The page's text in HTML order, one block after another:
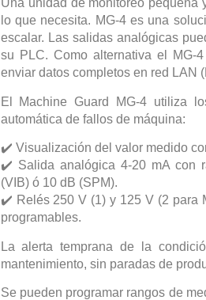
Una unidad de monitoreo pequeña
lo que necesita. MG-4 es una
escalar. Las salidas analógicas
su PLC. Como alternativa el MG-
enviar datos completos en red LAN
El Machine Guard MG-4 utiliza
automática de fallos de máquina:
✔️ Visualización del valor medido
✔️ Salida analógica 4-20 mA con
(VIB) ó 10 dB (SPM).
✔️ Relés 250 V (1) y 125 V (2 para
programables.
La alerta temprana de la
mantenimiento, sin paradas de
Se pueden programar rangos de